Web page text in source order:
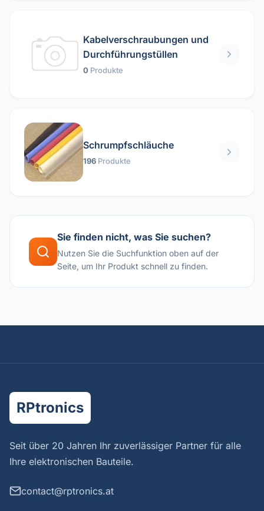
Kabelverschraubungen und
Durchführungstüllen
0 Produkte
Schrumpfschläuche
196 Produkte
Sie finden nicht, was Sie suchen?
Nutzen Sie die Suchfunktion oben auf der
Seite, um Ihr Produkt schnell zu finden.
RPtronics
Seit über 20 Jahren Ihr zuverlässiger Partner für alle
Ihre elektronischen Bauteile.
contact@rptronics.at